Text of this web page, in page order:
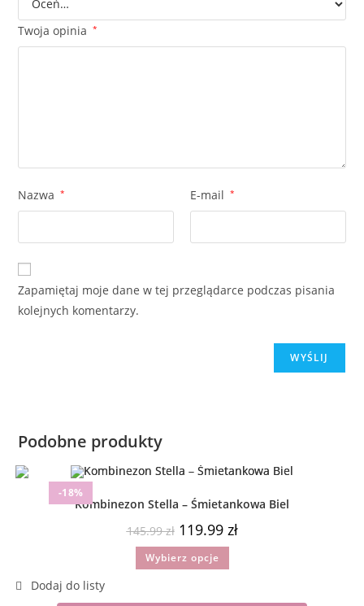
Twoja opinia *
Nazwa * E-mail *
Zapamiętaj moje dane w tej przeglądarce podczas pisania
kolejnych komentarzy.
Podobne produkty
-18%
Kombinezon Stella – Śmietankowa Biel
145.99zł 119.99 zł
Wybierz opcje